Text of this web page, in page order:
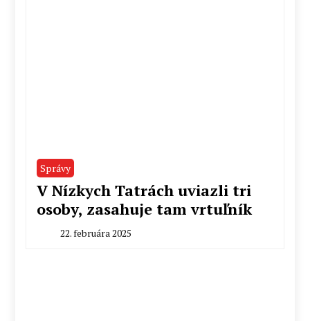
Správy
V Nízkych Tatrách uviazli tri
osoby, zasahuje tam vrtuľník
22. februára 2025